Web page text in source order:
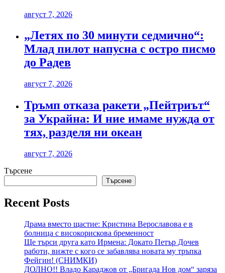
август 7, 2026
„Летях по 30 минути седмично“:
Млад пилот напусна с остро писмо
до Радев
август 7, 2026
Тръмп отказа ракети „Пейтриът“
за Украйна: И ние имаме нужда от
тях, разделя ни океан
август 7, 2026
Търсене
Търсене
Recent Posts
Драма вместо щастие: Кристина Верославова е в
болница с високорискова бременност
Ще търси друга като Ирмена: Докато Петър Дочев
работи, вижте с кого се забавлява новата му тръпка
Фейгин! (СНИМКИ)
ДОЛНО!! Владо Караджов от „Бригада Нов дом“ заряза